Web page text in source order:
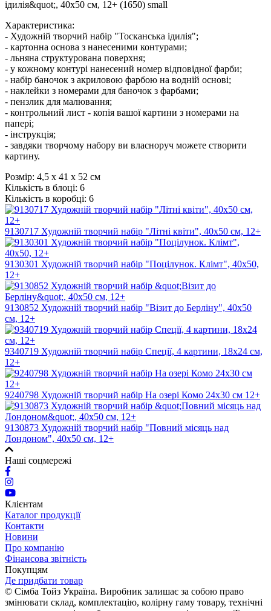
Характеристика:
- Художній творчий набір "Тосканська ідилія";
- картонна основа з нанесеними контурами;
- льняна структурована поверхня;
- у кожному контурі нанесений номер відповідної фарби;
- набір баночок з акриловою фарбою на водній основі;
- наклейки з номерами для баночок з фарбами;
- пензлик для малювання;
- контрольний лист - копія вашої картини з номерами на
папері;
- інструкція;
- завдяки творчому набору ви власноруч можете створити
картину.
Розмір: 4,5 х 41 х 52 см
Кількість в блоці: 6
Кількість в коробці: 6
9130717 Художній творчий набір "Літні квіти", 40х50 см, 12+
9130301 Художній творчий набір "Поцілунок. Клімт", 40х50,
12+
9130852 Художній творчий набір "Візит до Берліну", 40х50
см, 12+
9340719 Художній творчий набір Спеції, 4 картини, 18х24 см,
12+
9240798 Художній творчий набір На озері Комо 24х30 см 12+
9130873 Художній творчий набір "Повний місяць над
Лондоном", 40х50 см, 12+
Наші соцмережі
Клієнтам
Каталог продукції
Контакти
Новини
Про компанію
Фінансова звітність
Покупцям
Де придбати товар
© Сімба Тойз Україна. Виробник залишає за собою право
змінювати склад, комплектацію, колірну гаму товару, технічні